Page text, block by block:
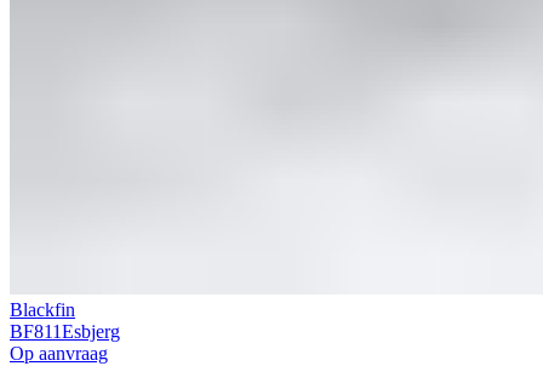
Blackfin
BF811Esbjerg
Op aanvraag